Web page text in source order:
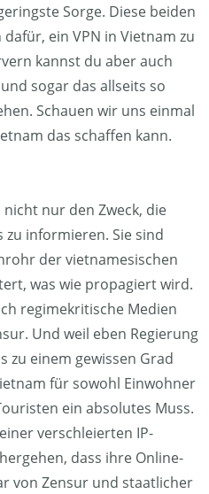
Sorge. Diese beiden
ein VPN in Vietnam zu
kannst du aber auch
sogar das allseits so
Schauen wir uns einmal
das schaffen kann.
nur den Zweck, die
zu informieren. Sie sind
der vietnamesischen
was wie propagiert wird.
regimekritische Medien
Und weil eben Regierung
zu einem gewissen Grad
für sowohl Einwohner
ein absolutes Muss.
verschleierten IP-
dass ihre Online-
von Zensur und staatlicher